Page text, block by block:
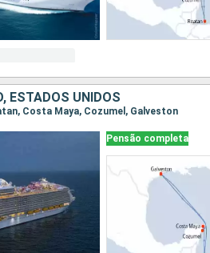
ESTADOS UNIDOS
Costa Maya, Cozumel, Galveston
Pensão completa